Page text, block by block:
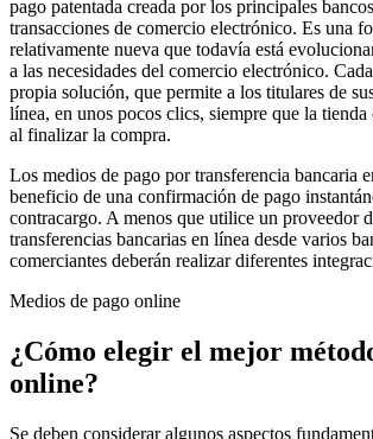
pago patentada creada por los principales
transacciones de comercio electrónico. Es una
relativamente nueva que todavía está
a las necesidades del comercio electrónico.
propia solución, que permite a los titulares de
línea, en unos pocos clics, siempre que la tienda
al finalizar la compra.
Los medios de pago por transferencia bancaria
beneficio de una confirmación de pago
contracargo. A menos que utilice un proveedor
transferencias bancarias en línea desde varios
comerciantes deberán realizar diferentes
Medios de pago online
¿Cómo elegir el mejor
online?
Se deben considerar algunos aspectos